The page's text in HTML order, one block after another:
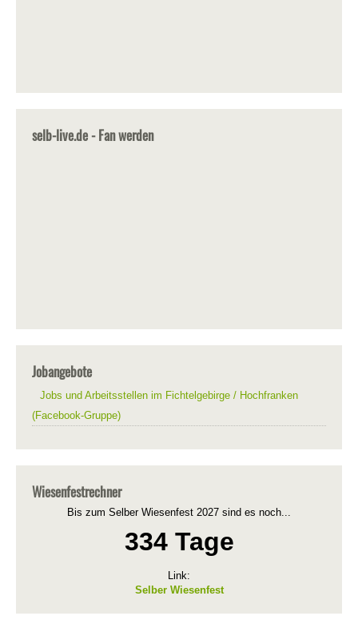
selb-live.de - Fan werden
Jobangebote
Jobs und Arbeitsstellen im Fichtelgebirge / Hochfranken
(Facebook-Gruppe)
Wiesenfestrechner
Bis zum Selber Wiesenfest 2027 sind es noch...
334 Tage
Link:
Selber Wiesenfest